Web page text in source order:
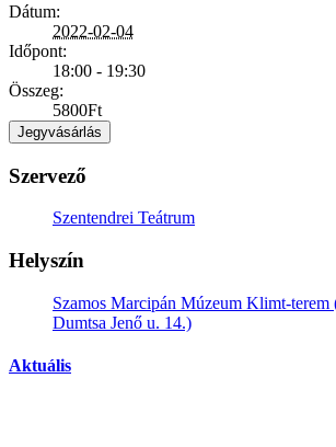
Dátum:
2022-02-04
Időpont:
18:00 - 19:30
Összeg:
5800Ft
Jegyvásárlás
Szervező
Szentendrei Teátrum
Helyszín
Szamos Marcipán Múzeum Klimt-terem
Dumtsa Jenő u. 14.)
Aktuális